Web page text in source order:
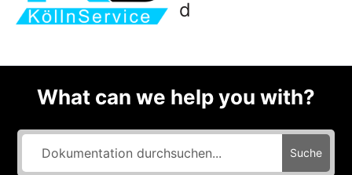
d
What can we help you with?
Suche